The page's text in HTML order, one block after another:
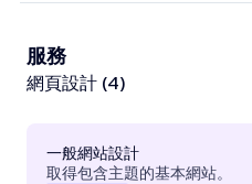
服務
網頁設計 (4)
一般網站設計
取得包含主題的基本網站。